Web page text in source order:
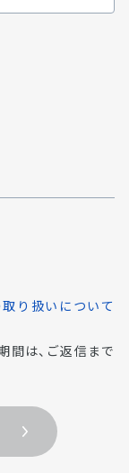
り扱いについて
間は、ご返信まで